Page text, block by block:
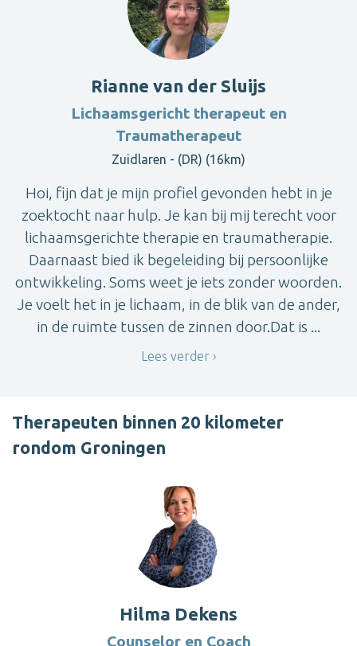
Rianne van der Sluijs
Lichaamsgericht therapeut en
Traumatherapeut
Zuidlaren - (DR) (16km)
Hoi, fijn dat je mijn profiel gevonden hebt in je
zoektocht naar hulp. Je kan bij mij terecht voor
lichaamsgerichte therapie en traumatherapie.
Daarnaast bied ik begeleiding bij persoonlijke
ontwikkeling. Soms weet je iets zonder woorden.
Je voelt het in je lichaam, in de blik van de ander,
in de ruimte tussen de zinnen door.Dat is ...
Lees verder
Therapeuten binnen 20 kilometer
rondom Groningen
Hilma Dekens
Counselor en Coach